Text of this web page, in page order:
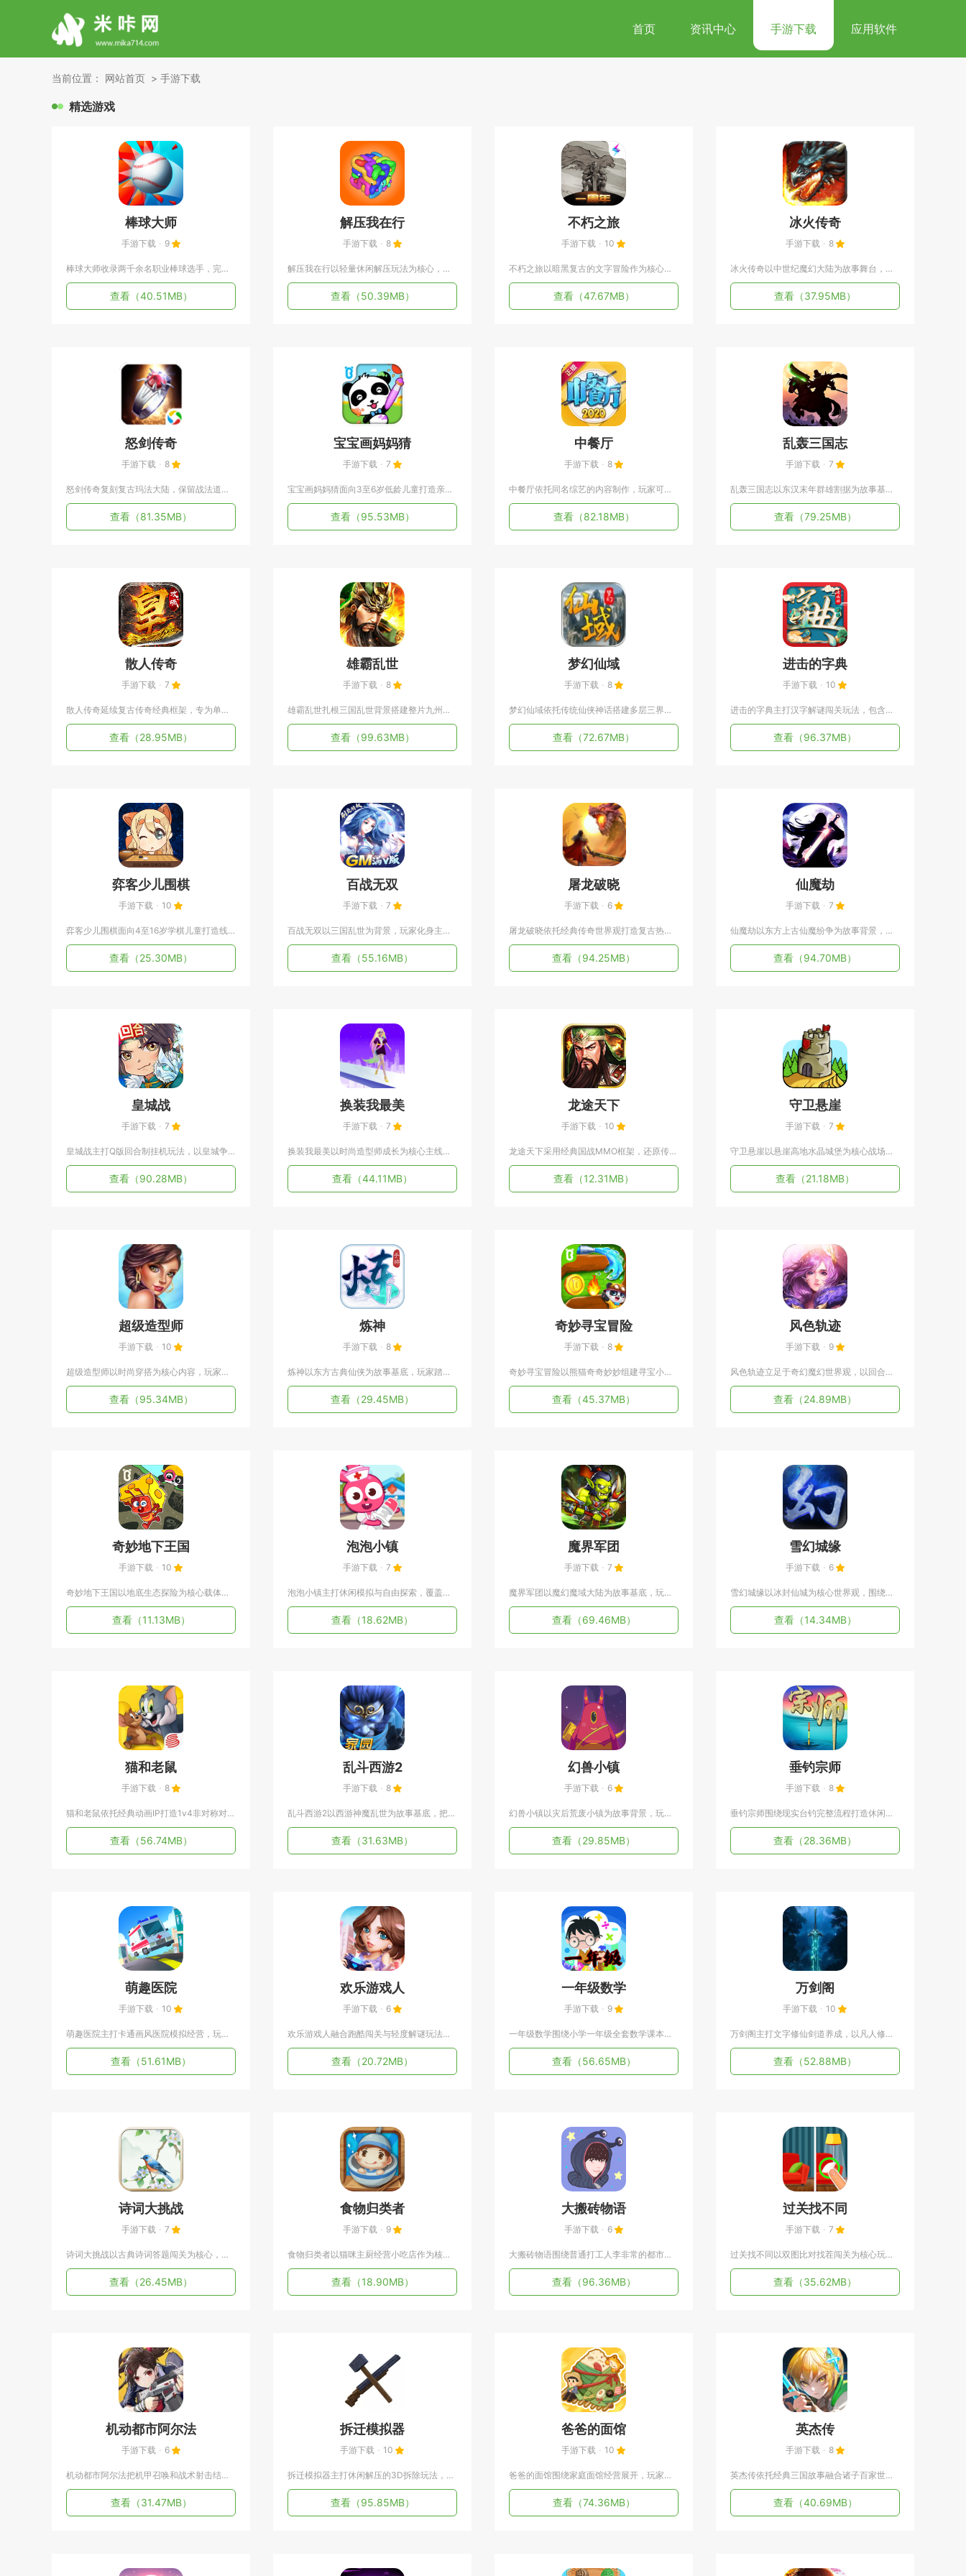
首页 资讯中心 手游下载 应用软件
当前位置： 网站首页 手游下载
精选游戏
棒球大师
手游下载 9
棒球大师收录两千余名职业棒球选手，完整还原现实棒球赛场规则，...
查看（40.51MB）
解压我在行
手游下载 8
解压我在行以轻量休闲解压玩法为核心，整合物理模拟互动、关卡闯...
查看（50.39MB）
不朽之旅
手游下载 10
不朽之旅以暗黑复古的文字冒险作为核心载体，融合放置挂机与装备...
查看（47.67MB）
冰火传奇
手游下载 8
冰火传奇以中世纪魔幻大陆为故事舞台，融合冰火双属性战斗与龙族...
查看 （37.95MB）
怒剑传奇
手游下载 8
怒剑传奇复刻复古玛法大陆，保留战法道三大传统职业，主打高攻速...
查看 （81.35MB）
宝宝画妈妈猜
手游下载 7
宝宝画妈妈猜面向3至6岁低龄儿童打造亲子绘画互动内容，核心采...
查看（95.53MB）
中餐厅
手游下载 8
中餐厅依托同名综艺的内容制作，玩家可以以店长的身份，在海岛小...
查看（82.18MB）
乱轰三国志
手游下载 7
乱轰三国志以东汉末年群雄割据为故事基底，融合塔防、动作卡牌与...
查看（79.25MB）
散人传奇
手游下载 7
散人传奇延续复古传奇经典框架，专为单人休闲玩家打造打宝体验，...
查看 （28.95MB）
雄霸乱世
手游下载 8
雄霸乱世扎根三国乱世背景搭建整片九州沙盘版图，把十九州疆土拆...
查看（99.63MB）
梦幻仙域
手游下载 8
梦幻仙域依托传统仙侠神话搭建多层三界地图，适配碎片化短时游玩...
查看 （72.67MB）
进击的字典
手游下载 10
进击的字典主打汉字解谜闯关玩法，包含成语填空、诗词补全、偏旁...
查看 （96.37MB）
弈客少儿围棋
手游下载 10
弈客少儿围棋面向4至16岁学棋儿童打造线上围棋学习与对战平台...
查看 （25.30MB）
百战无双
手游下载 7
百战无双以三国乱世为背景，玩家化身主公招募名将，依靠阵营克制...
查看 （55.16MB）
屠龙破晓
手游下载 6
屠龙破晓依托经典传奇世界观打造复古热血MMORPG手游，还原...
查看 （94.25MB）
仙魔劫
手游下载 7
仙魔劫以东方上古仙魔纷争为故事背景，打造一款3D国风仙侠MM...
查看 （94.70MB）
皇城战
手游下载 7
皇城战主打Q版回合制挂机玩法，以皇城争霸阵营对抗为核心主线，...
查看 （90.28MB）
换装我最美
手游下载 7
换装我最美以时尚造型师成长为核心主线，把自由穿搭、角色养成和...
查看 （44.11MB）
龙途天下
手游下载 10
龙途天下采用经典国战MMO框架，还原传统网游的成长路线，划分...
查看 （12.31MB）
守卫悬崖
手游下载 7
守卫悬崖以悬崖高地水晶城堡为核心战场，融合合成放置与塔防对战...
查看 （21.18MB）
超级造型师
手游下载 10
超级造型师以时尚穿搭为核心内容，玩家化身独立造型从业者，开设...
查看（95.34MB）
炼神
手游下载 8
炼神以东方古典仙侠为故事基底，玩家踏入五行修仙大世界，自选金...
查看 （29.45MB）
奇妙寻宝冒险
手游下载 8
奇妙寻宝冒险以熊猫奇奇妙妙组建寻宝小队重建受灾小镇为故事主线...
查看 （45.37MB）
风色轨迹
手游下载 9
风色轨迹立足于奇幻魔幻世界观，以回合卡牌对战为核心，集结上百...
查看 （24.89MB）
奇妙地下王国
手游下载 10
奇妙地下王国以地底生态探险为核心载体，面向低龄儿童打造益智互...
查看（11.13MB）
泡泡小镇
手游下载 7
泡泡小镇主打休闲模拟与自由探索，覆盖家庭、学校、游乐园、餐厅...
查看 （18.62MB）
魔界军团
手游下载 7
魔界军团以魔幻魔域大陆为故事基底，玩家化身领地领主收集百余种...
查看（69.46MB）
雪幻城缘
手游下载 6
雪幻城缘以冰封仙城为核心世界观，围绕雪境仙门、人族修士与上古...
查看（14.34MB）
猫和老鼠
手游下载 8
猫和老鼠依托经典动画IP打造1v4非对称对抗玩法。玩家可以自...
查看（56.74MB）
乱斗西游2
手游下载 8
乱斗西游2以西游神魔乱世为故事基底，把MOBA实时对战和角色...
查看 （31.63MB）
幻兽小镇
手游下载 6
幻兽小镇以灾后荒废小镇为故事背景，玩家接手残破领地开启家园重...
查看 （29.85MB）
垂钓宗师
手游下载 8
垂钓宗师围绕现实台钓完整流程打造休闲模拟玩法，完整复刻线下垂...
查看 （28.36MB）
萌趣医院
手游下载 10
萌趣医院主打卡通画风医院模拟经营，玩家以院长身份从零搭建专属...
查看 （51.61MB）
欢乐游戏人
手游下载 6
欢乐游戏人融合跑酷闯关与轻度解谜玩法，玩家操控卡通游戏人角色...
查看 （20.72MB）
一年级数学
手游下载 9
一年级数学围绕小学一年级全套数学课本知识点打造，专为刚入学的...
查看（56.65MB）
万剑阁
手游下载 10
万剑阁主打文字修仙剑道养成，以凡人修士追寻剑道本源作为主线脉...
查看 （52.88MB）
诗词大挑战
手游下载 7
诗词大挑战以古典诗词答题闯关为核心，覆盖中小学必背古诗、唐宋...
查看 （26.45MB）
食物归类者
手游下载 9
食物归类者以猫咪主厨经营小吃店作为核心主线，把食材分类闯关和...
查看（18.90MB）
大搬砖物语
手游下载 6
大搬砖物语围绕普通打工人李非常的都市日常展开，采用文字抉择搭...
查看（96.36MB）
过关找不同
手游下载 7
过关找不同以双图比对找茬闯关为核心玩法，适配通勤、休息等各类...
查看 （35.62MB）
机动都市阿尔法
手游下载 6
机动都市阿尔法把机甲召唤和战术射击结合在一起，故事设定在近未...
查看（31.47MB）
拆迁模拟器
手游下载 10
拆迁模拟器主打休闲解压的3D拆除玩法，移动端适配触屏操作，以...
查看（95.85MB）
爸爸的面馆
手游下载 10
爸爸的面馆围绕家庭面馆经营展开，玩家和家人一同打理老街小店，...
查看（74.36MB）
英杰传
手游下载 8
英杰传依托经典三国故事融合诸子百家世界观打造回合制战棋手游，...
查看（40.69MB）